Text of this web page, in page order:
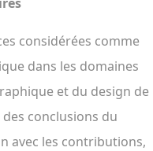
considérées comme
dans les domaines
et du design de
conclusions du
avec les contributions,